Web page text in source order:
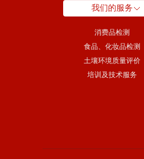
我们的服务
消费品检测
食品、化妆品检测
土壤环境质量评价
培训及技术服务